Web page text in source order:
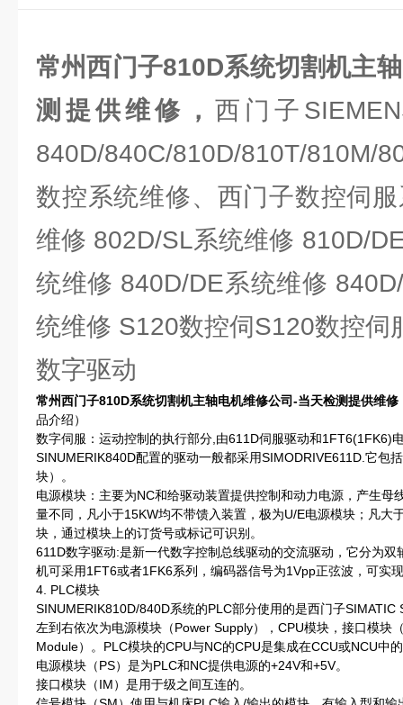
常州西门子810D系统切割机主
测提供维修， 西门子
840D/840C/810D/810T/810M/
数控系统维修、西门子数控伺
维修 802D/SL系统维修 810D/
统维修 840D/DE系统维修
统维修 S120数控伺S120数控伺
数字驱动
常州西门子810D系统切割机主轴电机维修公司-当天检测提供维修
品介绍）
数字伺服：运动控制的执行部分,由611D伺服驱动和1FT6(1FK6)
SINUMERIK840D配置的驱动一般都采用SIMODRIVE611D.它包
块）。
电源模块：主要为NC和给驱动装置提供控制和动力电源，产生母
量不同，凡小于15KW均不带馈入装置，极为U/E电源模块；凡大
块，通过模块上的订货号或标记可识别。
611D数字驱动:是新一代数字控制总线驱动的交流驱动，它分为
机可采用1FT6或者1FK6系列，编码器信号为1Vpp正弦波，可实
4. PLC模块
SINUMERIK810D/840D系统的PLC部分使用的是西门子
左到右依次为电源模块（Power Supply），CPU模块，接口模块
Module）。PLC模块的CPU与NC的CPU是集成在CCU或NCU中
电源模块（PS）是为PLC和NC提供电源的+24V和+5V。
接口模块（IM）是用于级之间互连的。